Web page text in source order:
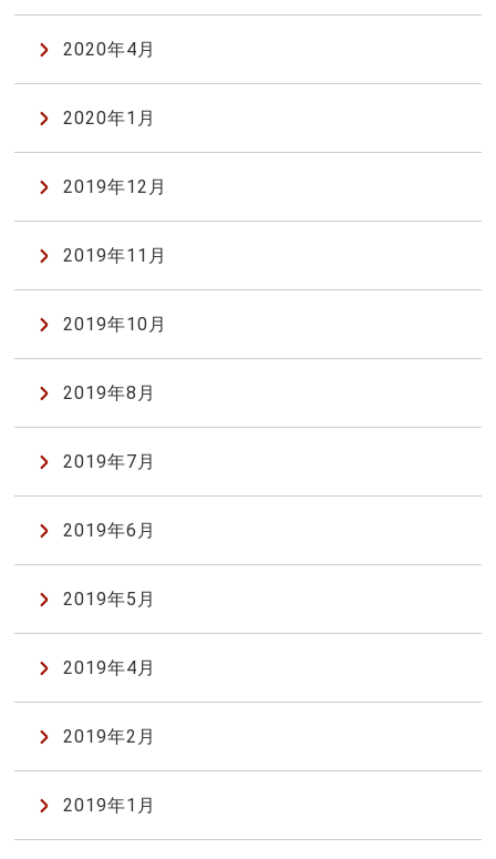
2020年4月
2020年1月
2019年12月
2019年11月
2019年10月
2019年8月
2019年7月
2019年6月
2019年5月
2019年4月
2019年2月
2019年1月